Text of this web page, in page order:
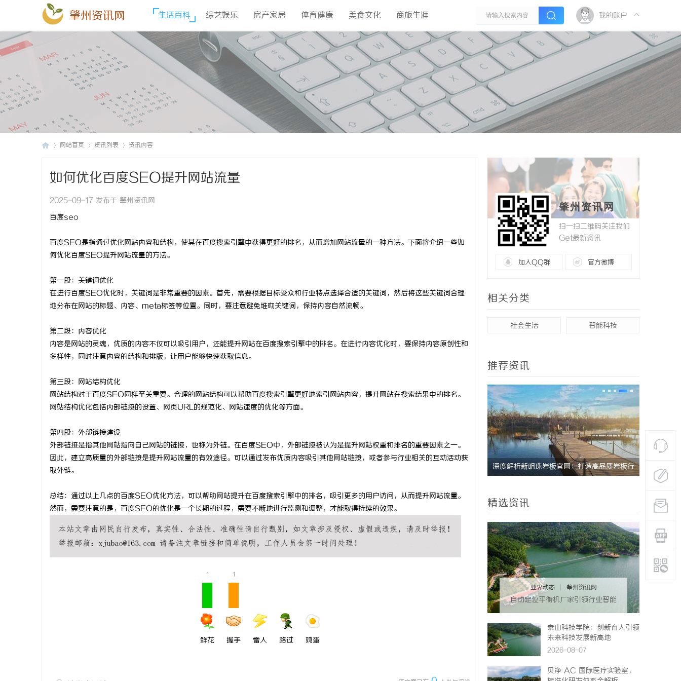
肇州资讯网 生活百科 综艺娱乐 房产家居 体育健康 美食文化 商旅生涯 我的账户
网站首页 资讯列表 资讯内容
如何优化百度SEO提升网站流量
2025-09-17 发布于 肇州资讯网
百度seo
百度SEO是指通过优化网站内容和结构，使其在百度搜索引擎中获得更好的排名，从而增加网站流量的一种方法。下面将介绍一些如
何优化百度SEO提升网站流量的方法。
第一段：关键词优化
在进行百度SEO优化时，关键词是非常重要的因素。首先，需要根据目标受众和行业特点选择合适的关键词，然后将这些关键词合理
地分布在网站的标题、内容、meta标签等位置。同时，要注意避免堆砌关键词，保持内容自然流畅。
第二段：内容优化
内容是网站的灵魂，优质的内容不仅可以吸引用户，还能提升网站在百度搜索引擎中的排名。在进行内容优化时，要保持内容原创性和
多样性，同时注意内容的结构和排版，让用户能够快速获取信息。
第三段：网站结构优化
网站结构对于百度SEO同样至关重要。合理的网站结构可以帮助百度搜索引擎更好地索引网站内容，提升网站在搜索结果中的排名。
网站结构优化包括内部链接的设置、网页URL的规范化、网站速度的优化等方面。
第四段：外部链接建设
外部链接是指其他网站指向自己网站的链接，也称为外链。在百度SEO中，外部链接被认为是提升网站权重和排名的重要因素之一。
因此，建立高质量的外部链接是提升网站流量的有效途径。可以通过发布优质内容吸引其他网站链接，或者参与行业相关的互动活动获
取外链。
总结：通过以上几点的百度SEO优化方法，可以帮助网站提升在百度搜索引擎中的排名，吸引更多的用户访问，从而提升网站流量。
然而，需要注意的是，百度SEO的优化是一个长期的过程，需要不断地进行监测和调整，才能取得持续的效果。
1
鲜花
1
握手 雷人 路过 鸡蛋
肇州资讯网
扫一扫二维码关注我们
Get最新资讯
加入QQ群 官方微博
相关分类
社会生活 智能科技
推荐资讯
武汉配眼镜 上海配眼镜 激光跟踪仪在现代精密测量中的应用与发展趋
精选资讯
业界动态 肇州资讯网
自动定位平衡机厂家引领行业智能
泰山科技学院：创新育人引领
未来科技发展新高地
2026-08-07
贝净 AC 国际医疗实验室，